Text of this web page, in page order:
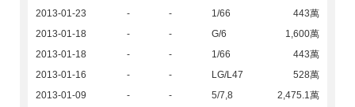
2013-01-23
- - 1/66
443萬
2013-01-18
- - G/6
1,600萬
2013-01-18
- - 1/66
443萬
2013-01-16
- - LG/L47
528萬
2013-01-09
- - 5/7,8
2,475.1萬